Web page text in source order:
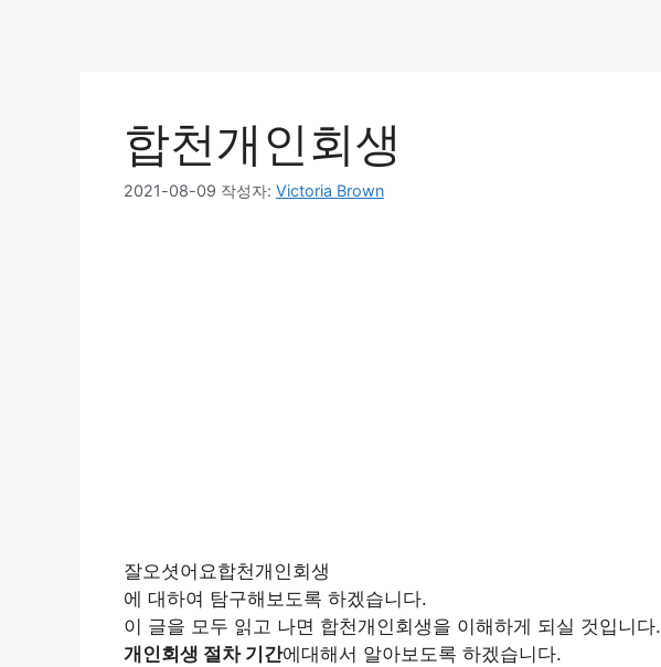
합천개인회생
2021-08-09 작성자: Victoria Brown
잘오셧어요합천개인회생
에 대하여 탐구해보도록 하겠습니다.
이 글을 모두 읽고 나면 합천개인회생을 이해하게 되실 것입니다.
개인회생 절차 기간에대해서 알아보도록 하겠습니다.